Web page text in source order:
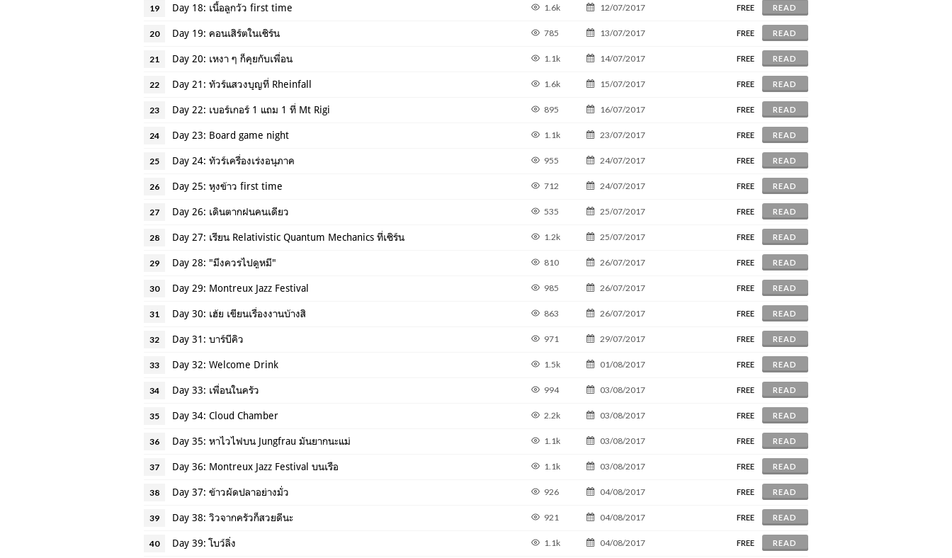
19 Day 18: เนื้อลูกวัว first time 1.6k 12/07/2017 FREE READ
20 Day 19: คอนเสิร์ตในเซิร์น 785 13/07/2017 FREE READ
21 Day 20: เหงา ๆ ก็คุยกับเพื่อน 1.1k 14/07/2017 FREE READ
22 Day 21: ทัวร์แสวงบุญที่ Rheinfall 1.6k 15/07/2017 FREE READ
23 Day 22: เบอร์เกอร์ 1 แถม 1 ที่ Mt Rigi 895 16/07/2017 FREE READ
24 Day 23: Board game night 1.1k 23/07/2017 FREE READ
25 Day 24: ทัวร์เครื่องเร่งอนุภาค 955 24/07/2017 FREE READ
26 Day 25: หุงข้าว first time 712 24/07/2017 FREE READ
27 Day 26: เดินตากฝนคนเดียว 535 25/07/2017 FREE READ
28 Day 27: เรียน Relativistic Quantum Mechanics ที่เซิร์น 1.2k 25/07/2017 FREE READ
29 Day 28: "มึงควรไปดูหมี" 810 26/07/2017 FREE READ
30 Day 29: Montreux Jazz Festival 985 26/07/2017 FREE READ
31 Day 30: เฮ้ย เขียนเรื่องงานบ้างสิ 863 26/07/2017 FREE READ
32 Day 31: บาร์บีคิว 971 29/07/2017 FREE READ
33 Day 32: Welcome Drink 1.5k 01/08/2017 FREE READ
34 Day 33: เพื่อนในครัว 994 03/08/2017 FREE READ
35 Day 34: Cloud Chamber 2.2k 03/08/2017 FREE READ
36 Day 35: หาไวไฟบน Jungfrau มันยากนะแม่ 1.1k 03/08/2017 FREE READ
37 Day 36: Montreux Jazz Festival บนเรือ 1.1k 03/08/2017 FREE READ
38 Day 37: ข้าวผัดปลาอย่างมั่ว 926 04/08/2017 FREE READ
39 Day 38: วิวจากครัวก็สวยดีนะ 921 04/08/2017 FREE READ
40 Day 39: โบว์ลิ่ง 1.1k 04/08/2017 FREE READ